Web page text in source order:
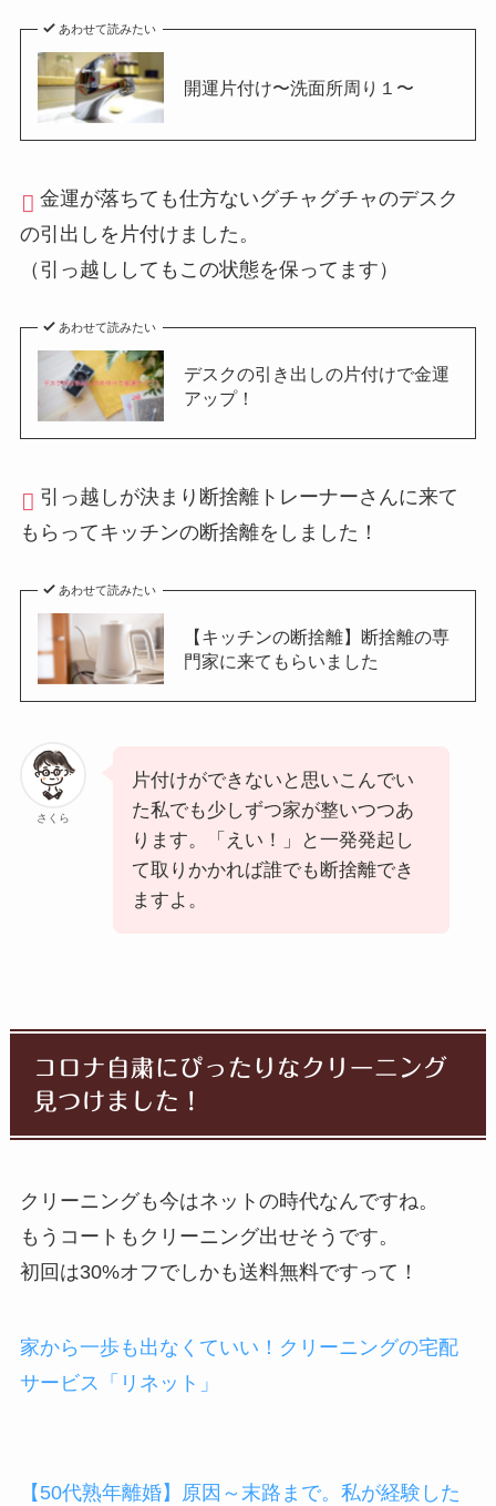
あわせて読みたい
開運片付け〜洗面所周り１〜
金運が落ちても仕方ないグチャグチャのデスク
の引出しを片付けました。
（引っ越ししてもこの状態を保ってます）
あわせて読みたい
デスクの引き出しの片付けで金運
アップ！
引っ越しが決まり断捨離トレーナーさんに来て
もらってキッチンの断捨離をしました！
あわせて読みたい
【キッチンの断捨離】断捨離の専
門家に来てもらいました
さくら
片付けができないと思いこんでい
た私でも少しずつ家が整いつつあ
ります。「えい！」と一発発起し
て取りかかれば誰でも断捨離でき
ますよ。
コロナ自粛にぴったりなクリーニング
見つけました！
クリーニングも今はネットの時代なんですね。
もうコートもクリーニング出せそうです。
初回は30%オフでしかも送料無料ですって！
家から一歩も出なくていい！クリーニングの宅配
サービス「リネット」
【50代熟年離婚】原因～末路まで。私が経験した